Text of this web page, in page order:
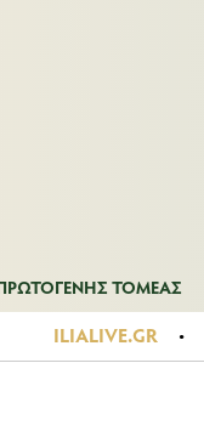
ΤΟΜΕΑΣ
ILIALIVE.GR